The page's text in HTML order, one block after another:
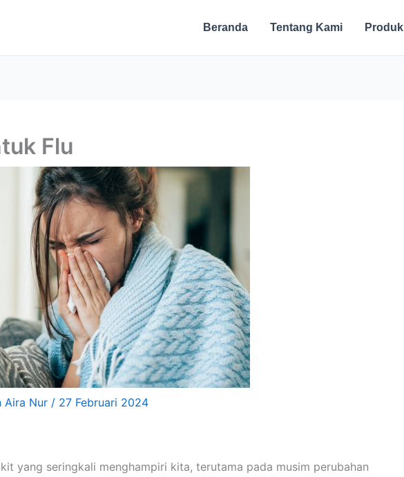
Beranda Tentang Kami Produk
Flu
Aira Nur / 27 Februari 2024
yang seringkali menghampiri kita, terutama pada musim perubahan